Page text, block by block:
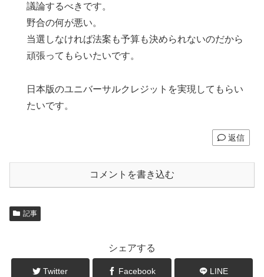
議論するべきです。
野合の何が悪い。
当選しなければ法案も予算も決められないのだから
頑張ってもらいたいです。
日本版のユニバーサルクレジットを実現してもらい
たいです。
返信
コメントを書き込む
記事
シェアする
Twitter Facebook LINE